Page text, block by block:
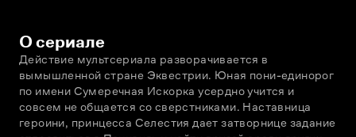
О сериале
Действие мультсериала разворачивается в
вымышленной стране Эквестрии. Юная пони-единорог
по имени Сумеречная Искорка усердно учится и
совсем не общается со сверстниками. Наставница
героини, принцесса Селестия даeт затворнице задание